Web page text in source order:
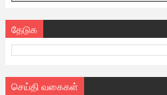
தேடுக
செய்தி வகைகள்